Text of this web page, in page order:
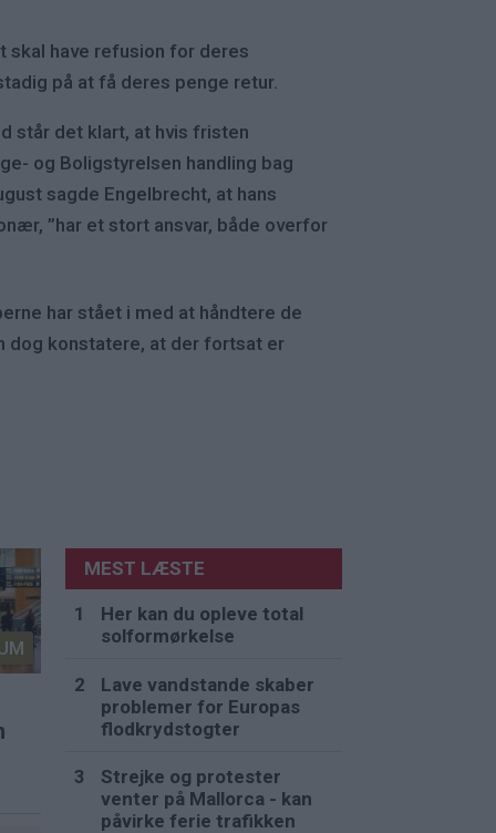
skal have refusion for deres
på at få deres penge retur.
står det klart, at hvis fristen
og Boligstyrelsen handling bag
sagde Engelbrecht, at hans
”har et stort ansvar, både overfor
har stået i med at håndtere de
dog konstatere, at der fortsat er
MEST LÆSTE
Her kan du opleve total
solformørkelse
Lave vandstande skaber
problemer for Europas
flodkrydstogter
Strejke og protester
venter på Mallorca - kan
påvirke ferie trafikken